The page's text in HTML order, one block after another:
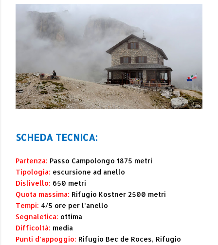
SCHEDA TECNICA:
Partenza: Passo Campolongo 1875 metri
Tipologia: escursione ad anello
Dislivello: 650 metri
Quota massima: Rifugio Kostner 2500 metri
Tempi: 4/5 ore per l’anello
Segnaletica: ottima
Difficoltà: media
Punti d’appoggio: Rifugio Bec de Roces, Rifugio